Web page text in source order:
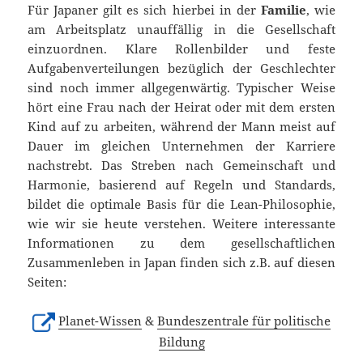
Für Japaner gilt es sich hierbei in der Familie, wie
am Arbeitsplatz unauffällig in die Gesellschaft
einzuordnen. Klare Rollenbilder und feste
Aufgabenverteilungen bezüglich der Geschlechter
sind noch immer allgegenwärtig. Typischer Weise
hört eine Frau nach der Heirat oder mit dem ersten
Kind auf zu arbeiten, während der Mann meist auf
Dauer im gleichen Unternehmen der Karriere
nachstrebt. Das Streben nach Gemeinschaft und
Harmonie, basierend auf Regeln und Standards,
bildet die optimale Basis für die Lean-Philosophie,
wie wir sie heute verstehen. Weitere interessante
Informationen zu dem gesellschaftlichen
Zusammenleben in Japan finden sich z.B. auf diesen
Seiten:
Planet-Wissen & Bundeszentrale für politische
Bildung